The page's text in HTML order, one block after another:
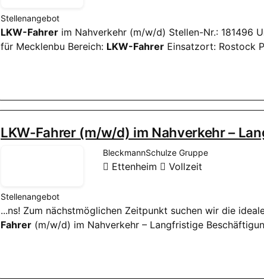
Stellenangebot
LKW-Fahrer im Nahverkehr (m/w/d) Stellen-Nr.: 181496
für Mecklenbu Bereich: LKW-Fahrer Einsatzort: Rostock
LKW-Fahrer (m/w/d) im Nahverkehr –
BleckmannSchulze Gruppe
Ettenheim Vollzeit
Stellenangebot
...ns! Zum nächstmöglichen Zeitpunkt suchen wir die
Fahrer (m/w/d) im Nahverkehr – Langfristige